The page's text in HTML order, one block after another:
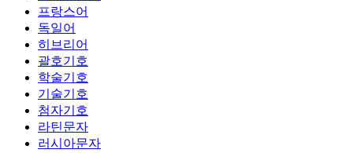
프랑스어
독일어
히브리어
괄호기호
학술기호
기술기호
첨자기호
라틴문자
러시아문자